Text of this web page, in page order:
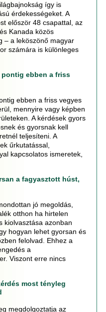
így is
érdekességeket. A
először 48 csapattal, az
Kanada közös
– a leköszönő magyar
számára is különleges
ebben a friss
ebben a friss vegyes
mennyire vagy képben
A kérdések gyors
és gyorsnak kell
teljesíteni. A
űrkutatással,
kapcsolatos ismeretek,
a fagyasztott húst,
jó megoldás,
otthon ha hirtelen
kiolvasztása azonban
hogyan lehet gyorsan és
felolvad. Ehhez a
a
Viszont erre nincs
most tényleg
megdolgoztatja az